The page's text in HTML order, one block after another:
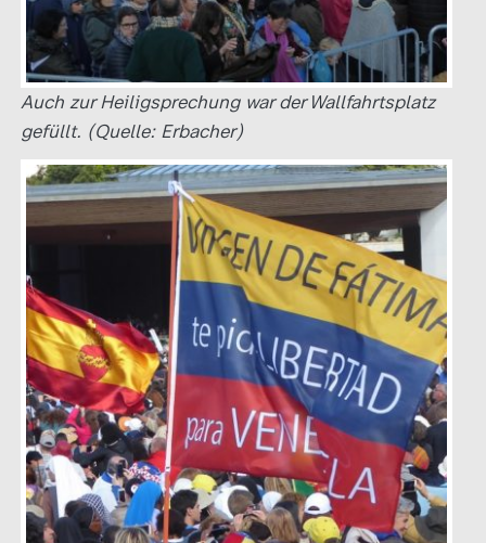
Auch zur Heiligsprechung war der Wallfahrtsplatz
gefüllt. (Quelle: Erbacher)